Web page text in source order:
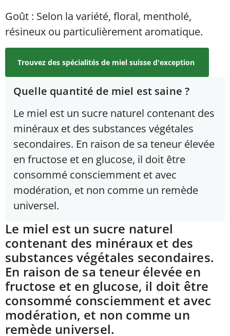
Goût : Selon la variété, floral, mentholé,
résineux ou particulièrement aromatique.
Trouvez des spécialités de miel suisse d'exception
Quelle quantité de miel est saine ?
Le miel est un sucre naturel contenant des
minéraux et des substances végétales
secondaires. En raison de sa teneur élevée
en fructose et en glucose, il doit être
consommé consciemment et avec
modération, et non comme un remède
universel.
Le miel est un sucre naturel
contenant des minéraux et des
substances végétales secondaires.
En raison de sa teneur élevée en
fructose et en glucose, il doit être
consommé consciemment et avec
modération, et non comme un
remède universel.